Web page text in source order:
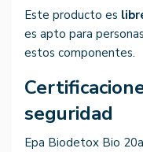
Este producto es
es apto para
estos componentes.
seguridad
Epa Biodetox Bio